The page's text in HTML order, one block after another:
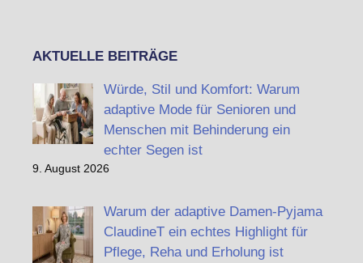
AKTUELLE BEITRÄGE
Würde, Stil und Komfort: Warum
adaptive Mode für Senioren und
Menschen mit Behinderung ein
echter Segen ist
9. August 2026
Warum der adaptive Damen-Pyjama
ClaudineT ein echtes Highlight für
Pflege, Reha und Erholung ist